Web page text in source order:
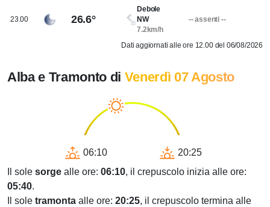
23.00 26.6°
Debole
NW
7.2km/h
-- assenti --
Dati aggiornati alle ore 12.00 del 06/08/2026
Alba e Tramonto di Venerdì 07 Agosto
06:10
20:25
Il sole sorge alle ore: 06:10, il crepuscolo inizia alle ore:
05:40.
Il sole tramonta alle ore: 20:25, il crepuscolo termina alle